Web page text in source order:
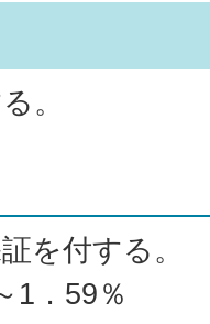
。
を付する。
1．59％